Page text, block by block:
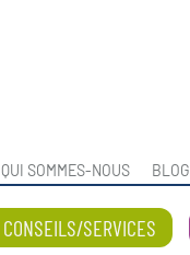
QUI SOMMES-NOUS BLOG
CONSEILS/SERVICES